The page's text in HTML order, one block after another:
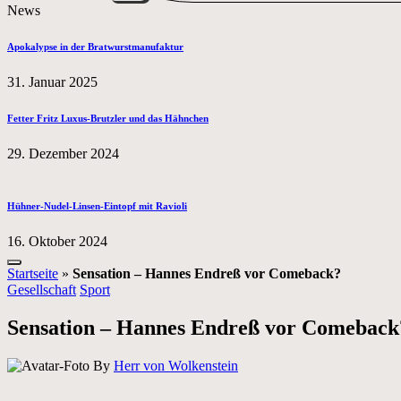
News
Apokalypse in der Bratwurstmanufaktur
31. Januar 2025
Fetter Fritz Luxus-Brutzler und das Hähnchen
29. Dezember 2024
Hühner-Nudel-Linsen-Eintopf mit Ravioli
16. Oktober 2024
Startseite » Sensation – Hannes Endreß vor Comeback?
Posted
Gesellschaft Sport
Sensation – Hannes Endreß vor
Posted
By Herr von Wolkenstein